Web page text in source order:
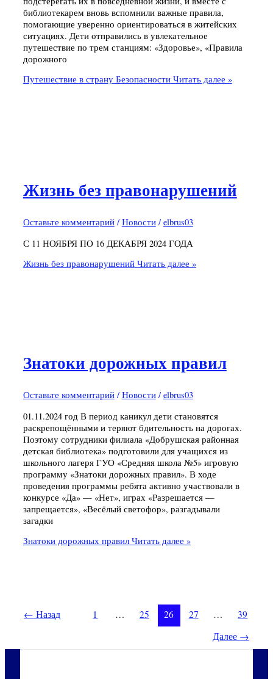
библиотекарем вновь вспомнили важные правила,
помогающие уверенно ориентироваться в житейских
ситуациях. Дети отправились в увлекательное
путешествие по трем станциям: «Здоровье», «Правила
дорожного
Путешествие в страну БезопасностиЧитать далее »
Жизнь без правонарушений
Оставьте комментарий / Новости/ elbrus03
С 11 НОЯБРЯ ПО 16 ДЕКАБРЯ 2024 ГОДА
Жизнь без правонарушенийЧитать далее »
Знатоки дорожных правил
Оставьте комментарий / Новости/ elbrus03
01.11.2024 год В период каникул дети становятся
раскрепощёнными и теряют бдительность на дорогах.
Поэтому сотрудники филиала «Добрушская районная
детская библиотека» подготовили для учащихся из
школьного лагеря ГУО «Средняя школа №5» игровую
программу «Знатоки дорожных правил». В ходе
проведения программы ребята активно участвовали в
конкурсе «Да» — «Нет», играх «Разрешается —
запрещается», «Весёлый светофор», разгадывали
загадки
Знатоки дорожных правилЧитать далее »
← Назад 1 … 25 26 27 …
39
Далее →